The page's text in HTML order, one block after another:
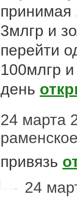
принимая
3млгр и
перейти
100млгр
день
24 марта
привязь
24